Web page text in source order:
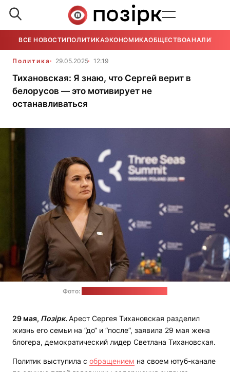
ВСЕ НОВОСТИ ПОЛИТИКАЭКОНОМИКАОБЩЕСТВОАНАЛИТИКА
Политика 29.05.2025 12:19
Тихановская: Я знаю, что Сергей верит в
белорусов — это мотивирует не
останавливаться
Фото:
29 мая, Позірк. Арест Сергея Тихановская разделил
жизнь его семьи на “до“ и “после“, заявила 29 мая жена
блогера, демократический лидер Светлана Тихановская.
Политик выступила с обращением на своем ютуб-канале